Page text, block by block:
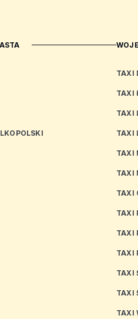
TAXI
TAXI
TAXI
TAXI
TAXI
TAXI
TAXI
TAXI
TAXI
TAXI
TAXI
TAXI
TAXI